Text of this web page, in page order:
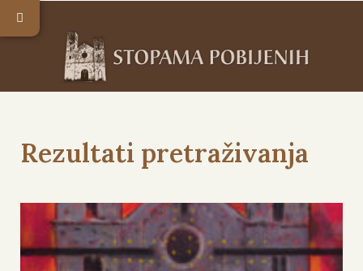
Rezultati pretraživanja